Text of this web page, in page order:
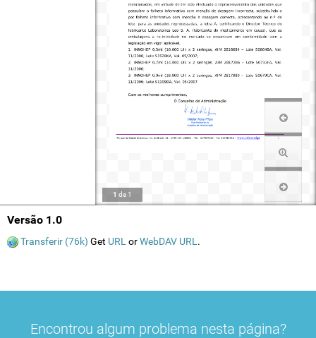
1 de 1
Versão 1.0
Transferir (76k) Get URL orWebDAV URL .
Encontrou algum problema nesta página?